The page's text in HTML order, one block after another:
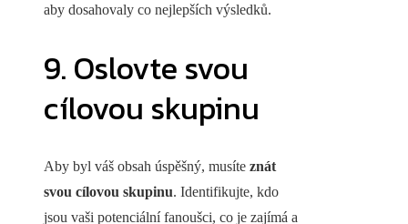
aby dosahovaly co nejlepších výsledků.
9. Oslovte svou
cílovou skupinu
Aby byl váš obsah úspěšný, musíte znát
svou cílovou skupinu. Identifikujte, kdo
jsou vaši potenciální fanoušci, co je zajímá a